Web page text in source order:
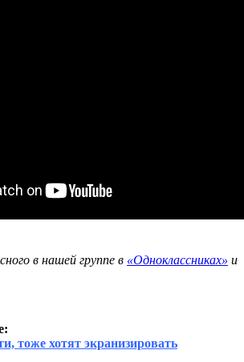
в нашей группе в «Одноклассниках» и
тоже хотят экранизировать